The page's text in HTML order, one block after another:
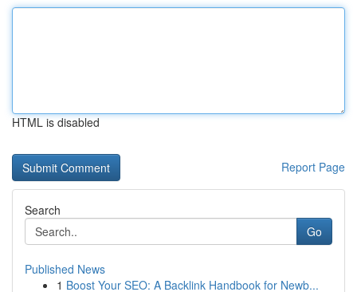
HTML is disabled
Report Page
Search
Go
Published News
1 Boost Your SEO: A Backlink Handbook for Newb...